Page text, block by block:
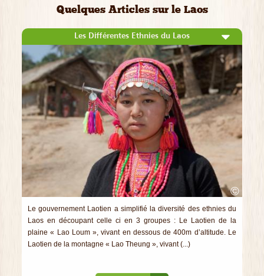
Quelques Articles sur le Laos
Les Différentes Ethnies du Laos
©
Le gouvernement Laotien a simplifié la diversité des ethnies du
Laos en découpant celle ci en 3 groupes : Le Laotien de la
plaine « Lao Loum », vivant en dessous de 400m d’altitude. Le
Laotien de la montagne « Lao Theung », vivant (...)